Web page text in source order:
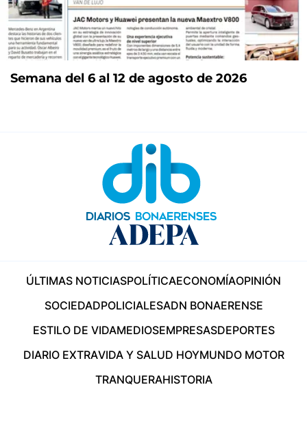
Semana del 6 al 12 de agosto de 2026
ÚLTIMAS NOTICIASPOLÍTICAECONOMÍAOPINIÓN
SOCIEDADPOLICIALESADN BONAERENSE
ESTILO DE VIDAMEDIOSEMPRESASDEPORTES
DIARIO EXTRAVIDA Y SALUD HOYMUNDO MOTOR
TRANQUERAHISTORIA